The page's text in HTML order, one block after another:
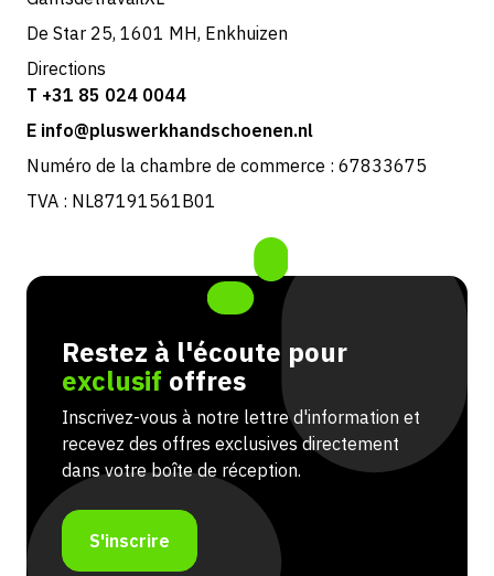
De Star 25, 1601 MH, Enkhuizen
Directions
T +31 85 024 0044
E info@pluswerkhandschoenen.nl
Numéro de la chambre de commerce : 67833675
TVA : NL87191561B01
Restez à l'écoute pour
exclusif offres
Inscrivez-vous à notre lettre d'information et
recevez des offres exclusives directement
dans votre boîte de réception.
S'inscrire